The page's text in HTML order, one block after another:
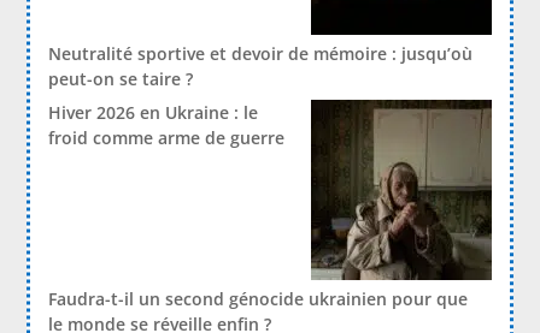
Neutralité sportive et devoir de mémoire : jusqu’où
peut-on se taire ?
Hiver 2026 en Ukraine : le
froid comme arme de guerre
Faudra-t-il un second génocide ukrainien pour que
le monde se réveille enfin ?